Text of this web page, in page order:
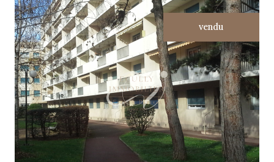
vendu
voir le bien